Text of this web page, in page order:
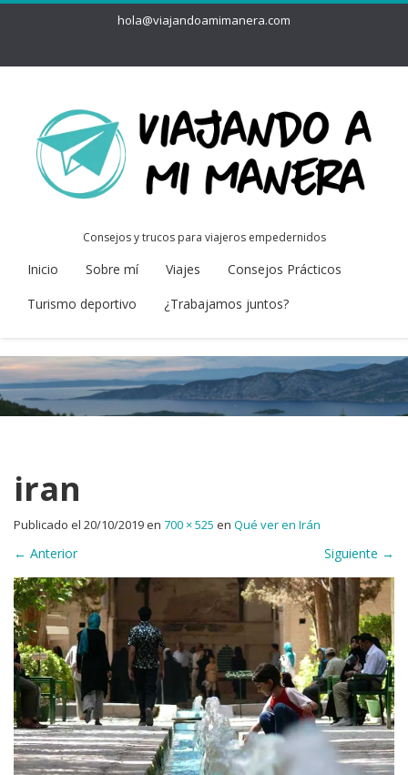
hola@viajandoamimanera.com
Consejos y trucos para viajeros empedernidos
Inicio Sobre mí Viajes
Consejos Prácticos
Turismo deportivo
¿Trabajamos juntos?
iran
Publicado el 20/10/2019en 700 × 525 en Qué ver en Irán
← Anterior Siguiente →